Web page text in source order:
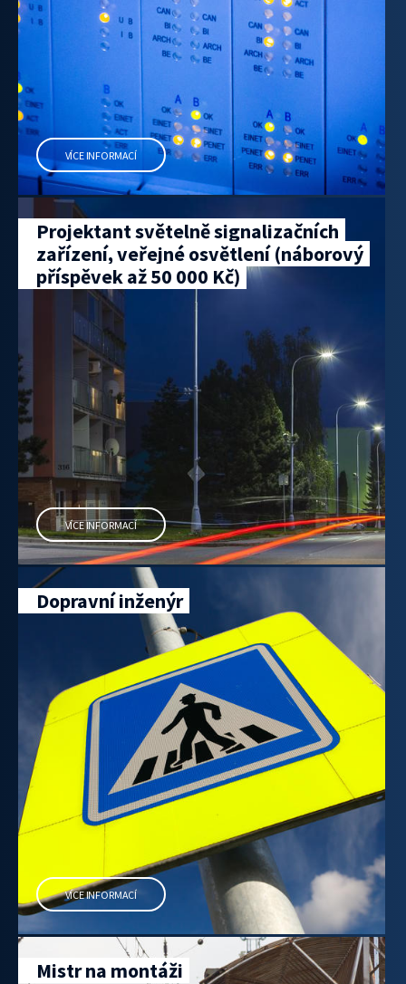
VÍCE INFORMACÍ
Projektant světelně signalizačních
zařízení, veřejné osvětlení (náborový
příspěvek až 50 000 Kč)
VÍCE INFORMACÍ
Dopravní inženýr
VÍCE INFORMACÍ
Mistr na montáži